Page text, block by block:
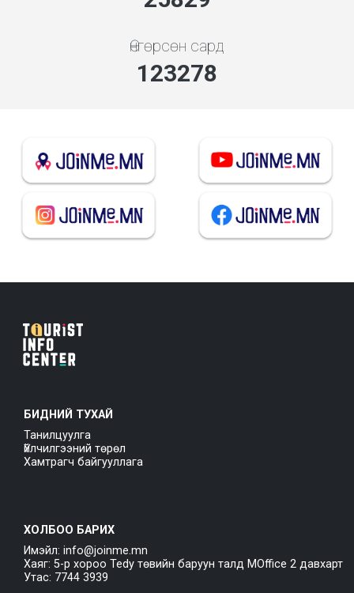
Өнгөрсөн сард
132761
БИДНИЙ ТУХАЙ
Танилцуулга
Үйлчилгээний төрөл
Хамтрагч байгууллага
ХОЛБОО БАРИХ
Имэйл: info@joinme.mn
Хаяг: 5-р хороо Tedy төвийн баруун талд MOffice 2 давхарт
Утас: 7744 3939